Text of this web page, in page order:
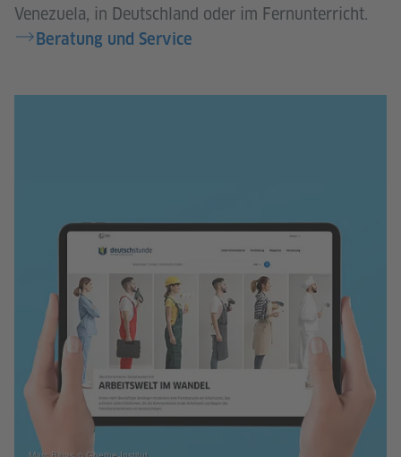
Venezuela, in Deutschland oder im Fernunterricht.
Beratung und Service